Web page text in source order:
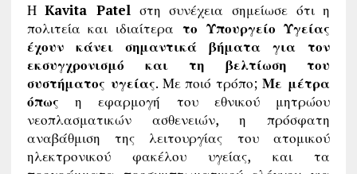
ΗKavita Patelστη συνέχεια σημείωσε ότι η
πολιτεία και ιδιαίτερα το Υπουργείο Υγείας
έχουν κάνει σημαντικά βήματα για τον
εκσυγχρονισμό και τη βελτίωση του
συστήματος υγείας. Με ποιό τρόπο;Με μέτρα
όπως η εφαρμογή του εθνικού μητρώου
νεοπλασματικών ασθενειών, η πρόσφατη
αναβάθμιση της λειτουργίας του ατομικού
ηλεκτρονικού φακέλου υγείας, και τα